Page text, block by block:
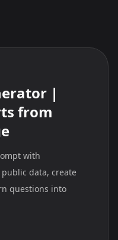
|
from
with
public data, create
questions into